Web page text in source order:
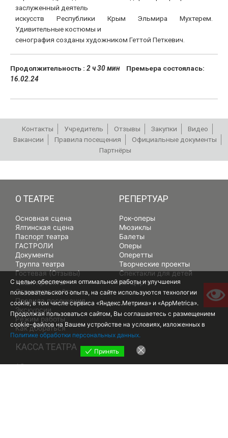
заслуженный деятель
искусств Республики Крым Эльмира Мухтерем.
Удивительные костюмы и
сенография созданы художником Геттой Петкевич.
Продолжительность : 2 ч 30 мин
Премьера состоялась:
16.02.24
Контакты Учредитель Отзывы Закупки
Видео
Вакансии
Правила посещения
Официальные документы
Партнёры
О ТЕАТРЕ
Основная сцена
Ялтинская сцена
Паспорт театра
ГАСТРОЛИ
Документы
Труппа театра
Гостевая (Отзывы)
Наши проекты
Структура сайта
Правила посещения
Экскурсии
Режим работы
Как добраться
РЕПЕРТУАР
Рок-оперы
Мюзиклы
Балеты
Оперы
Оперетты
Творческие проекты
Спектакли для детей
Концерты
КАССА ТЕАТРА
Абонементы
С целью обеспечения оптимальной работы и улучшения
пользовательского опыта, на сайте используются технологии
cookie, в том числе сервиса «Яндекс.Метрика» и «AppMetrica».
Продолжая пользоваться сайтом, Вы соглашаетесь с размещением
cookie-файлов на Вашем устройстве на условиях, изложенных в
Политике обработки персональных данных.
Принять